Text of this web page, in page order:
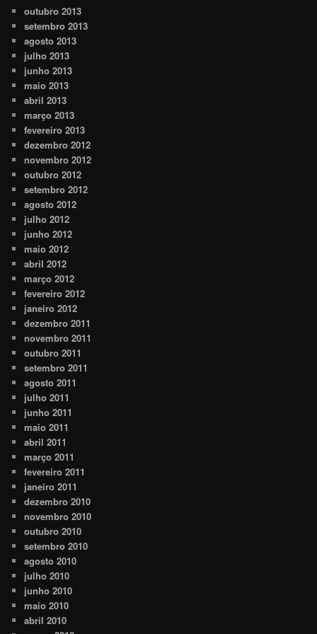
outubro 2013
setembro 2013
agosto 2013
julho 2013
junho 2013
maio 2013
abril 2013
março 2013
fevereiro 2013
dezembro 2012
novembro 2012
outubro 2012
setembro 2012
agosto 2012
julho 2012
junho 2012
maio 2012
abril 2012
março 2012
fevereiro 2012
janeiro 2012
dezembro 2011
novembro 2011
outubro 2011
setembro 2011
agosto 2011
julho 2011
junho 2011
maio 2011
abril 2011
março 2011
fevereiro 2011
janeiro 2011
dezembro 2010
novembro 2010
outubro 2010
setembro 2010
agosto 2010
julho 2010
junho 2010
maio 2010
abril 2010